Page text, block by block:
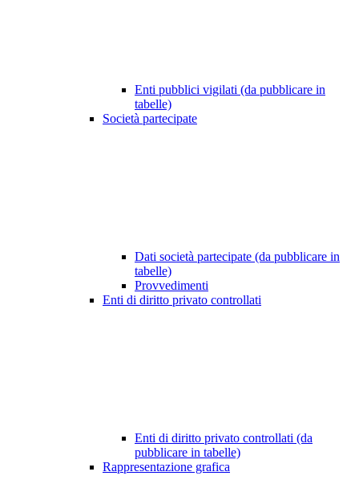
Enti pubblici vigilati (da pubblicare in
tabelle)
Società partecipate
Dati società partecipate (da pubblicare in
tabelle)
Provvedimenti
Enti di diritto privato controllati
Enti di diritto privato controllati (da
pubblicare in tabelle)
Rappresentazione grafica